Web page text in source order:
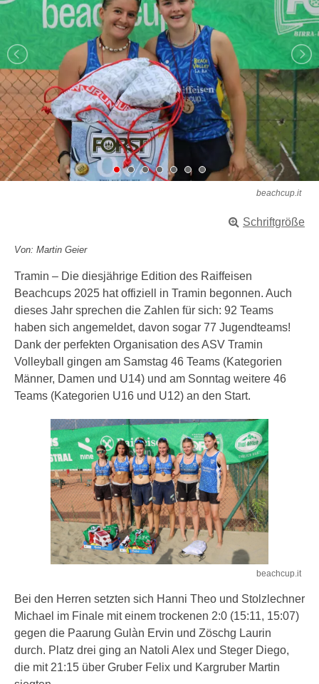
beachcup.it
Schriftgröße
Von: Martin Geier
Tramin – Die diesjährige Edition des Raiffeisen
Beachcups 2025 hat offiziell in Tramin begonnen. Auch
dieses Jahr sprechen die Zahlen für sich: 92 Teams
haben sich angemeldet, davon sogar 77 Jugendteams!
Dank der perfekten Organisation des ASV Tramin
Volleyball gingen am Samstag 46 Teams (Kategorien
Männer, Damen und U14) und am Sonntag weitere 46
Teams (Kategorien U16 und U12) an den Start.
beachcup.it
Bei den Herren setzten sich Hanni Theo und Stolzlechner
Michael im Finale mit einem trockenen 2:0 (15:11, 15:07)
gegen die Paarung Gulàn Ervin und Zöschg Laurin
durch. Platz drei ging an Natoli Alex und Steger Diego,
die mit 21:15 über Gruber Felix und Kargruber Martin